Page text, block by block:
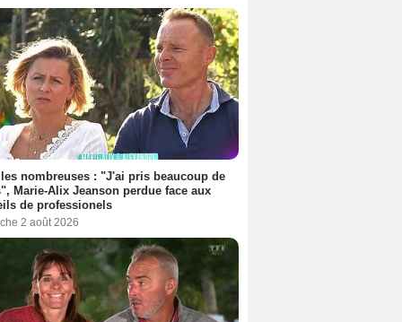
nombreuses : "J'ai pris beaucoup de
Marie-Alix Jeanson perdue face aux
de professionels
2 août 2026